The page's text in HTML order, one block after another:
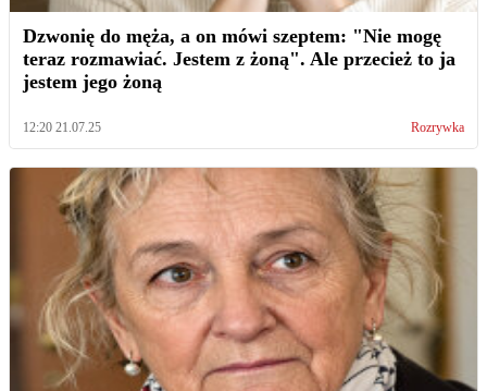
Dzwonię do męża, a on mówi szeptem: "Nie mogę
teraz rozmawiać. Jestem z żoną". Ale przecież to ja
jestem jego żoną
12:20 21.07.25 Rozrywka